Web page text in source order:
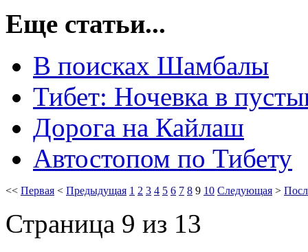
Еще статьи...
В поисках Шамбалы
Тибет: Ночевка в
Дорога на Кайлаш
Автостопом по Тибету
<< Первая < Предыдущая 1 2 3 4 5 6 7 8 9 10 Следующая >
Страница 9 из 13